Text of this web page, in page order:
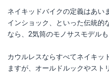
ネイキッドバイクの定義はあい
インショック、といった伝統的
なら、2気筒のモノサスモデル
カウルレスならすべてネイキッ
ますが、オールドルックやスト